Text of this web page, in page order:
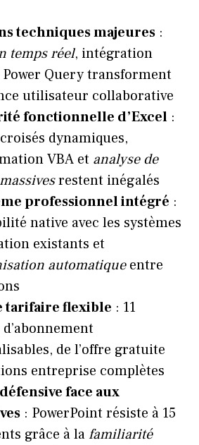
techniques majeures :
temps réel, intégration
Power Query transforment
utilisateur collaborative
fonctionnelle d’Excel :
dynamiques,
VBA et analyse de
restent inégalés
professionnel intégré :
native avec les systèmes
existants et
automatiqueentre
tarifaire flexible : 11
de l’offre gratuite
entreprise complètes
face aux
: PowerPoint résiste à 15
grâce à lafamiliarité